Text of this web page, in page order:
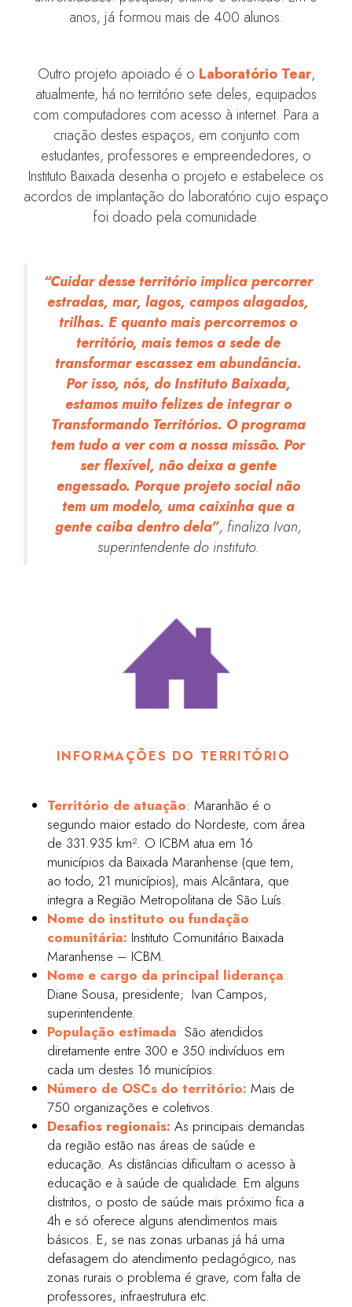
anos, já formou mais de 400 alunos.
Outro projeto apoiado é o Laboratório Tear,
atualmente, há no território sete deles, equipados
com computadores com acesso à internet. Para a
criação destes espaços, em conjunto com
estudantes, professores e empreendedores, o
Instituto Baixada desenha o projeto e estabelece os
acordos de implantação do laboratório cujo espaço
foi doado pela comunidade.
“Cuidar desse território implica percorrer
estradas, mar, lagos, campos alagados,
trilhas. E quanto mais percorremos o
território, mais temos a sede de
transformar escassez em abundância.
Por isso, nós, do Instituto Baixada,
estamos muito felizes de integrar o
Transformando Territórios. O programa
tem tudo a ver com a nossa missão. Por
ser flexível, não deixa a gente
engessado. Porque projeto social não
tem um modelo, uma caixinha que a
gente caiba dentro dela”, finaliza Ivan,
superintendente do instituto.
INFORMAÇÕES DO TERRITÓRIO
Território de atuação: Maranhão é o
segundo maior estado do Nordeste, com área
de 331.935 km². O ICBM atua em 16
municípios da Baixada Maranhense (que tem,
ao todo, 21 municípios), mais Alcântara, que
integra a Região Metropolitana de São Luís.
Nome do instituto ou fundação
comunitária: Instituto Comunitário Baixada
Maranhense – ICBM.
Nome e cargo da principal liderança:
Diane Sousa, presidente; Ivan Campos,
superintendente.
População estimada: São atendidos
diretamente entre 300 e 350 indivíduos em
cada um destes 16 municípios.
Número de OSCs do território: Mais de
750 organizações e coletivos.
Desafios regionais: As principais demandas
da região estão nas áreas de saúde e
educação. As distâncias dificultam o acesso à
educação e à saúde de qualidade. Em alguns
distritos, o posto de saúde mais próximo fica a
4h e só oferece alguns atendimentos mais
básicos. E, se nas zonas urbanas já há uma
defasagem do atendimento pedagógico, nas
zonas rurais o problema é grave, com falta de
professores, infraestrutura etc.